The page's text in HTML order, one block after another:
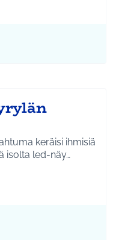
Tuusula
keräisi ihmisiä
isolta led-näy…
- Hyrylä